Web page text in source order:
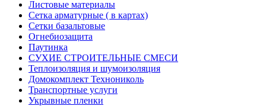
Листовые материалы
Сетка арматурные ( в картах)
Сетки базальтовые
Огнебиозащита
Паутинка
СУХИЕ СТРОИТЕЛЬНЫЕ СМЕСИ
Теплоизоляция и шумоизоляция
Домокомплект Технониколь
Транспортные услуги
Укрывные пленки